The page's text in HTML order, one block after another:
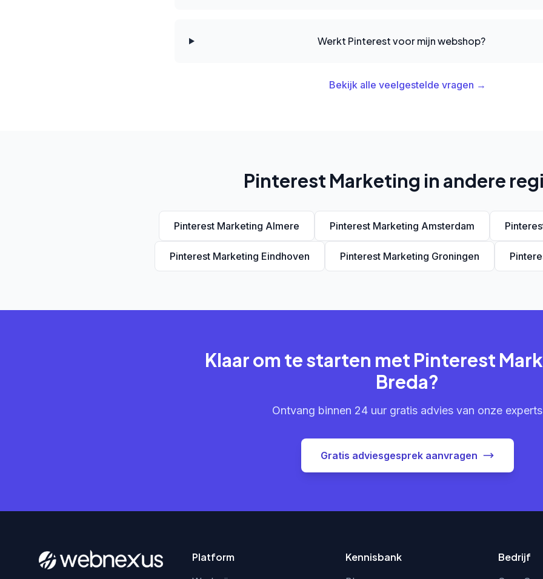
Werkt Pinterest voor mijn webshop?
Bekijk alle veelgestelde vragen →
Pinterest Marketing in andere
Pinterest Marketing Almere Pinterest Marketing Amsterdam
Pinterest Marketing Eindhoven Pinterest Marketing Groningen
Klaar om te starten met Pinterest
Breda?
Ontvang binnen 24 uur gratis advies van onze experts
Gratis adviesgesprek aanvragen
Platform Kennisbank Bedrijf